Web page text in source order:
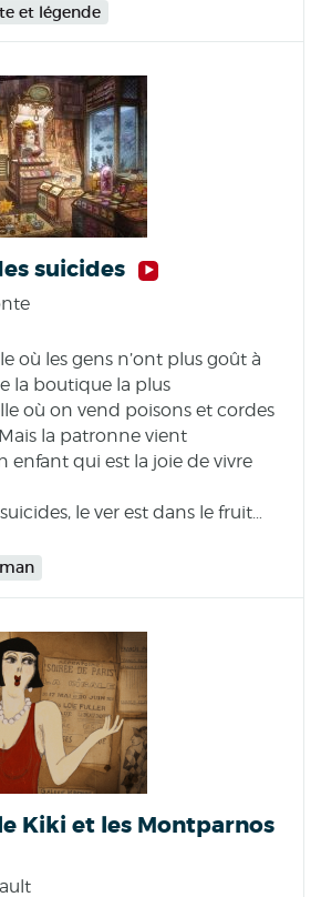
et légende
suicides
où les gens n’ont plus goût à
la boutique la plus
où on vend poisons et cordes
la patronne vient
enfant qui est la joie de vivre
le ver est dans le fruit…
Kiki et les Montparnos